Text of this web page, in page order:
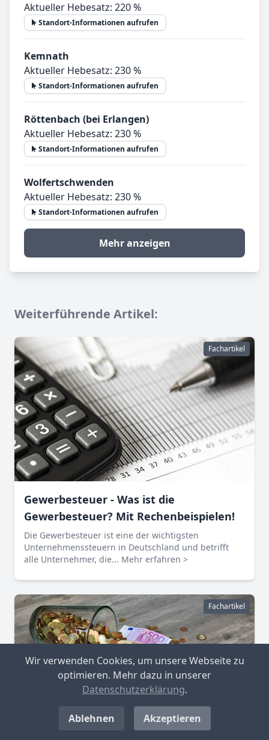
Aktueller Hebesatz: 220 %
Standort-Informationen aufrufen
Kemnath
Aktueller Hebesatz: 230 %
Standort-Informationen aufrufen
Röttenbach (bei Erlangen)
Aktueller Hebesatz: 230 %
Standort-Informationen aufrufen
Wolfertschwenden
Aktueller Hebesatz: 230 %
Standort-Informationen aufrufen
Mehr anzeigen
Weiterführende Artikel:
Fachartikel
Gewerbesteuer - Was ist die
Gewerbesteuer? Mit Rechenbeispielen!
Die Gewerbesteuer ist eine der wichtigsten
Unternehmenssteuern in Deutschland und betrifft
alle Unternehmer, die... Mehr erfahren >
Fachartikel
Wir verwenden Cookies, um unsere Webseite zu
optimieren. Mehr dazu in unserer
Datenschutzerklärung.
Ablehnen Akzeptieren